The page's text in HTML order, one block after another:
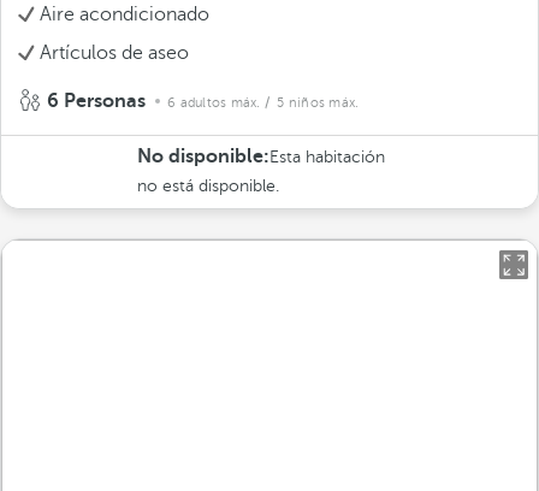
Aire acondicionado
Artículos de aseo
6 Personas 6 adultos máx. / 5 niños máx.
No disponible: Esta habitación
no está disponible.